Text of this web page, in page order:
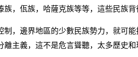
族，佤族，哈薩克族等等，這些民族
制，邊界地區的少數民族勢力，就可
離主義，這不是危言聳聽，太多歷史和